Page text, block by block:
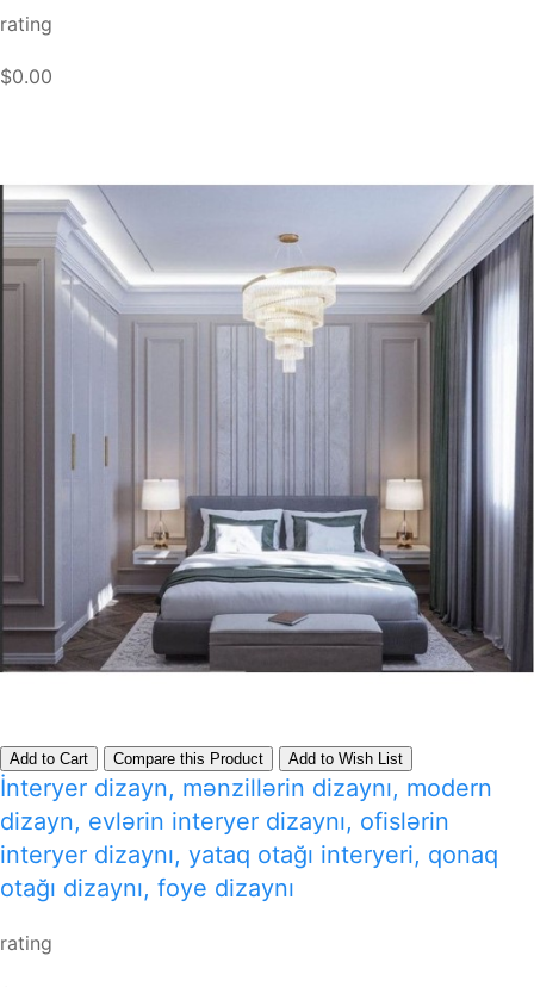
rating
$0.00
Add to Cart Compare this Product Add to Wish List
İnteryer dizayn, mənzillərin dizaynı, modern
dizayn, evlərin interyer dizaynı, ofislərin
interyer dizaynı, yataq otağı interyeri, qonaq
otağı dizaynı, foye dizaynı
rating